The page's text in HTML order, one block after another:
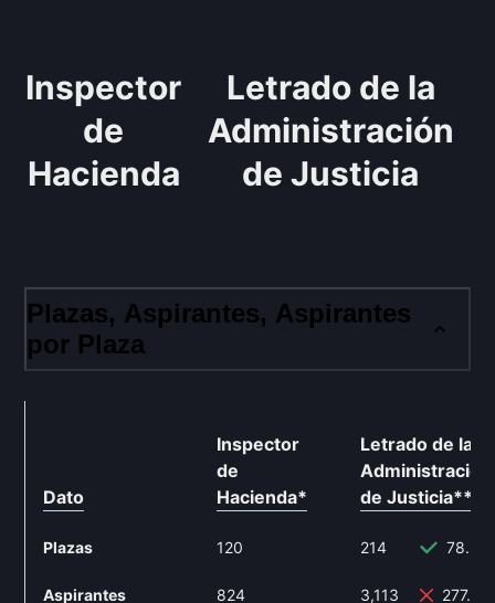
Inspector
de
Hacienda
Letrado de la
Administración
de Justicia
Plazas, Aspirantes, Aspirantes
por Plaza
Dato
Inspector
de
Hacienda*
Plazas 120
Aspirantes 824
Letrado de la
Administración
de Justicia**
214
3,113